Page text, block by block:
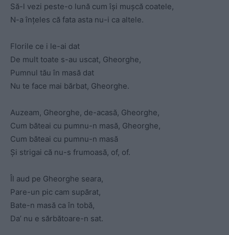
Să-l vezi peste-o lună cum își mușcă coatele,
N-a înțeles că fata asta nu-i ca altele.
Florile ce i le-ai dat
De mult toate s-au uscat, Gheorghe,
Pumnul tău în masă dat
Nu te face mai bărbat, Gheorghe.
Auzeam, Gheorghe, de-acasă, Gheorghe,
Cum băteai cu pumnu-n masă, Gheorghe,
Cum băteai cu pumnu-n masă
Și strigai că nu-s frumoasă, of, of.
Îl aud pe Gheorghe seara,
Pare-un pic cam supărat,
Bate-n masă ca în tobă,
Da’ nu e sărbătoare-n sat.